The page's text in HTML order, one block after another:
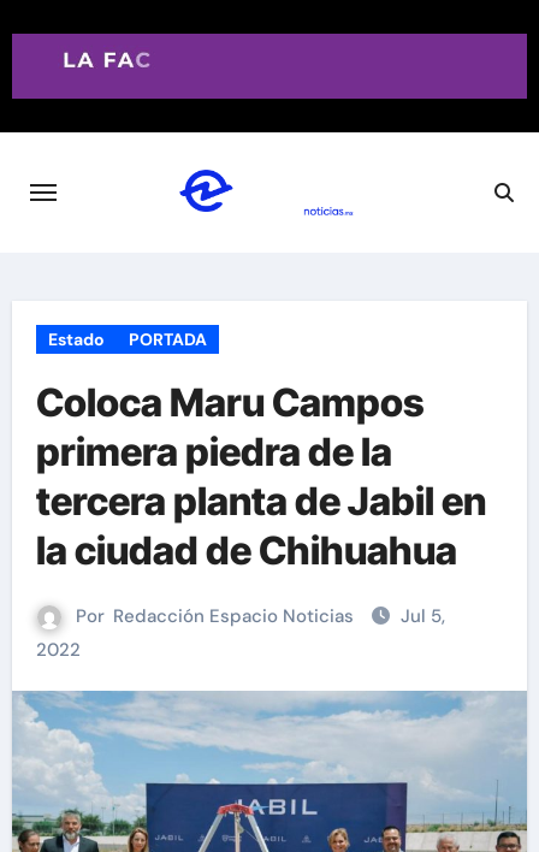
Estado PORTADA
Coloca Maru Campos
primera piedra de la
tercera planta de Jabil en
la ciudad de Chihuahua
Por Redacción Espacio Noticias
Jul 5,
2022